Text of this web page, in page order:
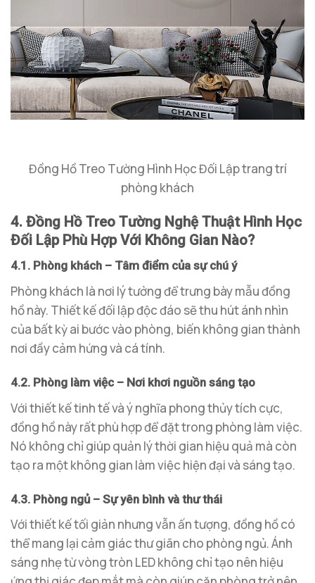
Đồng Hồ Treo Tường Hình Học Đối Lập trang trí
phòng khách
4. Đồng Hồ Treo Tường Nghệ Thuật Hình Học
Đối Lập Phù Hợp Với Không Gian Nào?
4.1. Phòng khách – Tâm điểm của sự chú ý
Phòng khách là nơi lý tưởng để trưng bày mẫu đồng
hồ này. Thiết kế đối lập độc đáo sẽ thu hút ánh nhìn
của bất kỳ ai bước vào phòng, biến không gian thành
nơi đầy cảm hứng và cá tính.
4.2. Phòng làm việc – Nơi khơi nguồn sáng tạo
Với thiết kế tinh tế và ý nghĩa phong thủy tích cực,
đồng hồ này rất phù hợp để đặt trong phòng làm việc.
Nó không chỉ giúp quản lý thời gian hiệu quả mà còn
tạo ra một không gian làm việc hiện đại và sáng tạo.
4.3. Phòng ngủ – Sự yên bình và thư thái
Với thiết kế tối giản nhưng vẫn ấn tượng, đồng hồ có
thể mang lại cảm giác thư giãn cho phòng ngủ. Ánh
sáng nhẹ từ vòng tròn LED không chỉ tạo nên hiệu